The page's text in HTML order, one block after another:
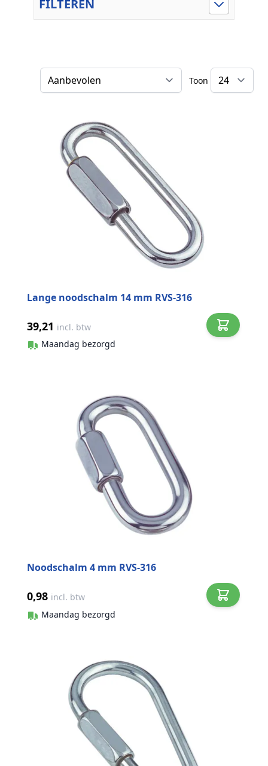
FILTEREN
Sorteer op
Toon
Lange noodschalm 14 mm RVS-316
39,21 incl. btw
Maandag bezorgd
Noodschalm 4 mm RVS-316
0,98 incl. btw
Maandag bezorgd